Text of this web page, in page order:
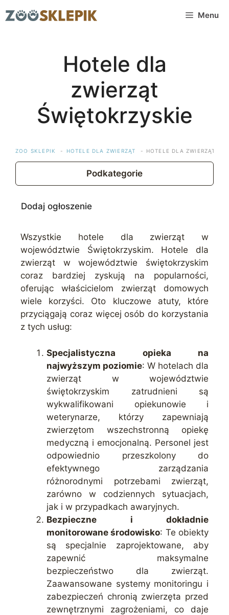
do
Menu
Hotele dla
zwierząt
Świętokrzyskie
ZOO SKLEPIK HOTELE DLA ZWIERZĄT HOTELE DLA ZWIERZĄT
Podkategorie
Dodaj ogłoszenie
Wszystkie hotele dla zwierząt w
województwie Świętokrzyskim. Hotele dla
zwierząt w województwie świętokrzyskim
coraz bardziej zyskują na popularności,
oferując właścicielom zwierząt domowych
wiele korzyści. Oto kluczowe atuty, które
przyciągają coraz więcej osób do korzystania
z tych usług:
Specjalistyczna opieka na
najwyższym poziomie: W hotelach dla
zwierząt w województwie
świętokrzyskim zatrudnieni są
wykwalifikowani opiekunowie i
weterynarze, którzy zapewniają
zwierzętom wszechstronną opiekę
medyczną i emocjonalną. Personel jest
odpowiednio przeszkolony do
efektywnego zarządzania
różnorodnymi potrzebami zwierząt,
zarówno w codziennych sytuacjach,
jak i w przypadkach awaryjnych.
Bezpieczne i dokładnie
monitorowane środowisko: Te obiekty
są specjalnie zaprojektowane, aby
zapewnić maksymalne
bezpieczeństwo dla zwierząt.
Zaawansowane systemy monitoringu i
zabezpieczeń chronią zwierzęta przed
zewnętrznymi zagrożeniami, co daje